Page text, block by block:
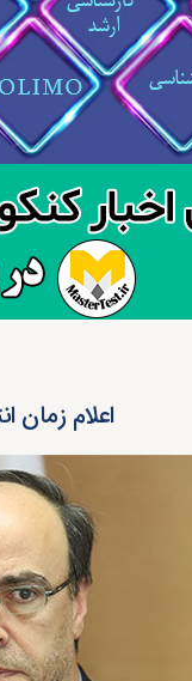
اعلام زمان